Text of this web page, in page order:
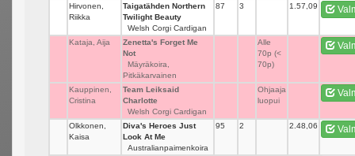
Hirvonen,
Riikka
Taigatähden Northern
Twilight Beauty
Welsh Corgi Cardigan
87 3 1.57,09
Kataja, Aija
Zenetta's Forget Me
Not
Mäyräkoira,
Pitkäkarvainen
Alle
70p (<
70p)
Kauppinen,
Cristina
Team Leiksaid
Charlotte
Welsh Corgi Cardigan
Ohjaaja
luopui
Olkkonen,
Kaisa
Diva's Heroes Just
Look At Me
Australianpaimenkoira
95 2 2.48,06